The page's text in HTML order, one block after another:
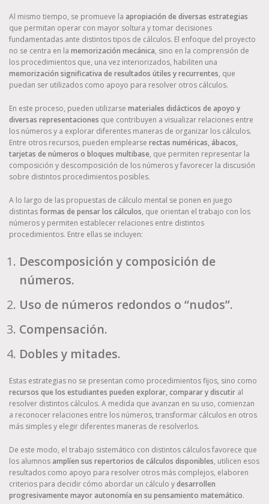
Al mismo tiempo, se promueve la apropiación de diversas estrategias
que permitan operar con mayor soltura y tomar decisiones
fundamentadas ante distintos tipos de cálculos. El enfoque del proyecto
no se centra en la memorización mecánica, sino en la comprensión de
los procedimientos que, una vez interiorizados, habiliten una
memorización significativa de resultados útiles y recurrentes, que
puedan ser utilizados como apoyo para resolver otros cálculos.
En este proceso, pueden utilizarse materiales didácticos de apoyo y
diversas representaciones que contribuyen a visualizar relaciones entre
los números y a explorar diferentes maneras de organizar los cálculos.
Entre otros recursos, pueden emplearse rectas numéricas, ábacos,
tarjetas de números o bloques multibase, que permiten representar la
composición y descomposición de los números y favorecer la discusión
sobre distintos procedimientos posibles.
A lo largo de las propuestas de cálculo mental se ponen en juego
distintasformas de pensar los cálculos, que orientan el trabajo con los
números y permiten establecer relaciones entre distintos
procedimientos. Entre ellas se incluyen:
Descomposición y composición de
números.
Uso de números redondos o “nudos”.
Compensación.
Dobles y mitades.
Estas estrategias no se presentan como procedimientos fijos, sino como
recursos que los estudiantes pueden explorar, comparar y discutir al
resolver distintos cálculos. A medida que avanzan en su uso, comienzan
a reconocer relaciones entre los números, transformar cálculos en otros
más simples y elegir diferentes maneras de resolverlos.
De este modo, el trabajo sistemático con distintos cálculos favorece que
los alumnos amplíen sus repertorios de cálculos disponibles, utilicen esos
resultados como apoyo para resolver otros más complejos, elaboren
criterios para decidir cómo abordar un cálculo ydesarrollen
progresivamente mayor autonomía en su pensamiento matemático.